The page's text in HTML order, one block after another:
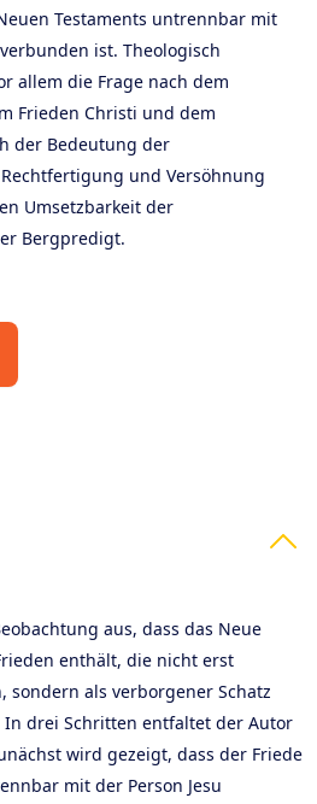
Testaments untrennbar mit
ist. Theologisch
allem die Frage nach dem
Frieden Christi und dem
der Bedeutung der
und Versöhnung
Umsetzbarkeit der
Bergpredigt.
aus, dass das Neue
enthält, die nicht erst
sondern als verborgener Schatz
drei Schritten entfaltet der Autor
wird gezeigt, dass der Friede
mit der Person Jesu